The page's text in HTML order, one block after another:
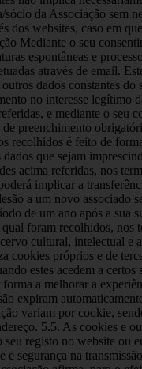
da Associação sem
dos websites, caso em
Mediante o seu
espontâneas e
através de email.
dados constantes
no interesse legítimo
e mediante o seu
preenchimento
recolhidos é feito de
que sejam
acima referidas, nos
implicar a
a um novo associado
de um ano após a sua
foram recolhidos, nos
cultural, intelectual e
cookies próprios e de
estes acedem a certos
a melhorar a
expiram
variam por cookie,
5.5. As cookies e
registo no website ou
segurança na